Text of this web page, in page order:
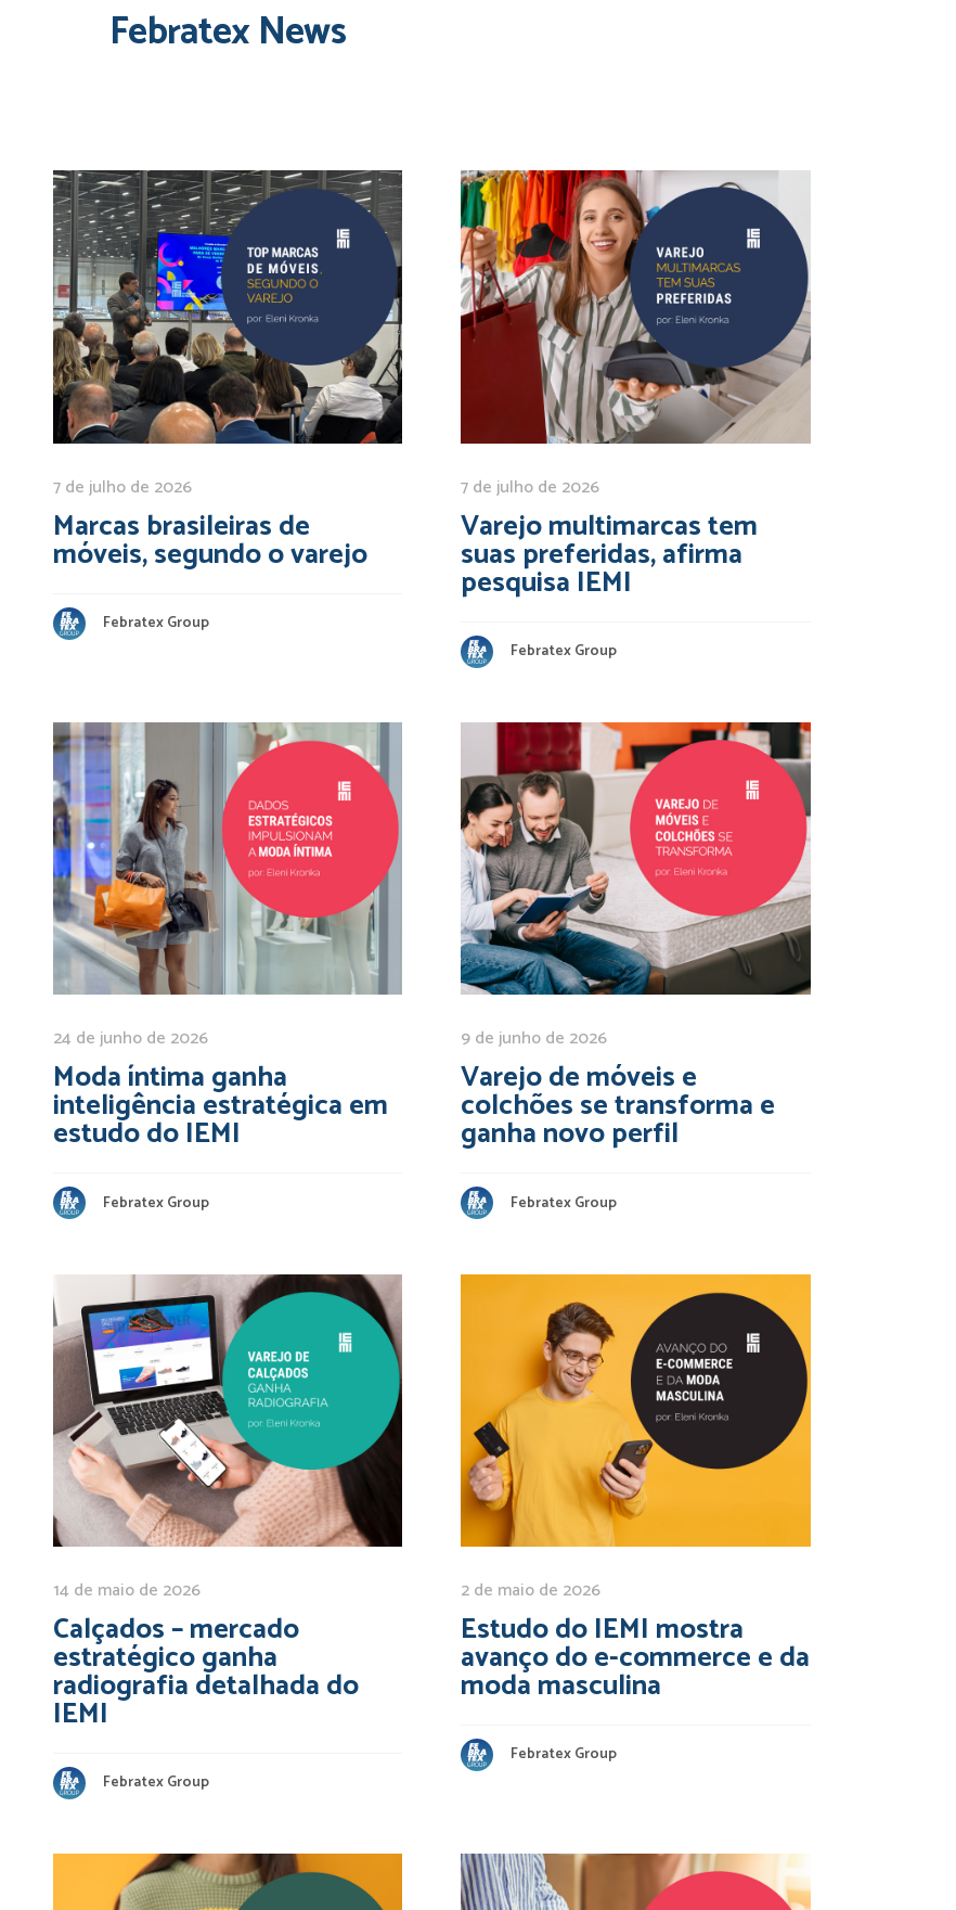
Febratex News
7 de julho de 2026
Marcas brasileiras de
móveis, segundo o varejo
Febratex Group
7 de julho de 2026
Varejo multimarcas tem
suas preferidas, afirma
pesquisa IEMI
Febratex Group
24 de junho de 2026
Moda íntima ganha
inteligência estratégica em
estudo do IEMI
Febratex Group
9 de junho de 2026
Varejo de móveis e
colchões se transforma e
ganha novo perfil
Febratex Group
14 de maio de 2026
Calçados – mercado
estratégico ganha
radiografia detalhada do
IEMI
Febratex Group
2 de maio de 2026
Estudo do IEMI mostra
avanço do e-commerce e da
moda masculina
Febratex Group